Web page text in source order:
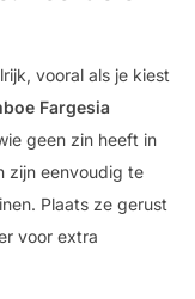
vooral als je kiest
Fargesia
geen zin heeft in
zijn eenvoudig te
Plaats ze gerust
voor extra